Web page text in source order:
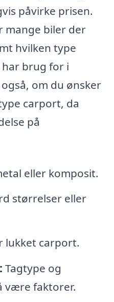
påvirke prisen.
mange biler der
hvilken type
brug for i
om du ønsker
carport, da
på
eller komposit.
størrelser eller
lukket carport.
Tagtype og
være faktorer.